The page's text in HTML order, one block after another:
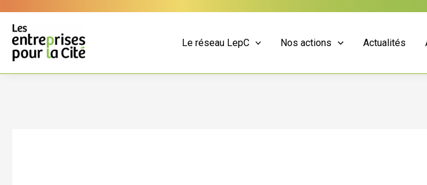
contenu
Le réseau LepC
Nos actions Actualités